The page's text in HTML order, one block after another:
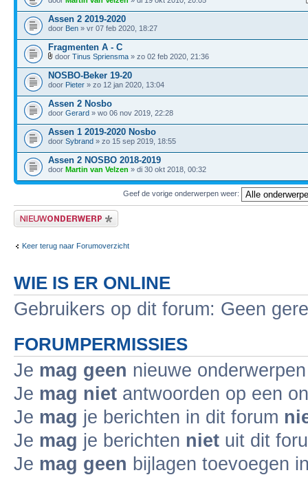
Assen 2 2019-2020
door Ben » vr 07 feb 2020, 18:27
Fragmenten A - C
door Tinus Spriensma » zo 02 feb 2020, 21:36
NOSBO-Beker 19-20
door Pieter » zo 12 jan 2020, 13:04
Assen 2 Nosbo
door Gerard » wo 06 nov 2019, 22:28
Assen 1 2019-2020 Nosbo
door Sybrand » zo 15 sep 2019, 18:55
Assen 2 NOSBO 2018-2019
door Martin van Velzen » di 30 okt 2018, 00:32
Geef de vorige onderwerpen weer:
Plaats een nieuw bericht
Keer terug naar Forumoverzicht
WIE IS ER ONLINE
Gebruikers op dit forum: Geen
FORUMPERMISSIES
Je mag geen nieuwe
Je mag niet antwoorden op een
Je mag je berichten in dit forum
Je mag je berichten niet uit dit
Je mag geen bijlagen toevoegen